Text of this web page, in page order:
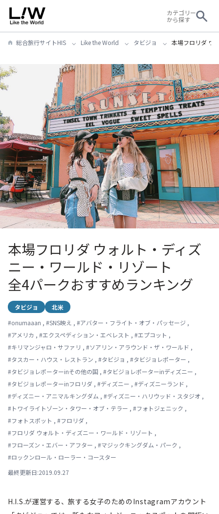
カテゴリー
から探す
総合旅行サイトHIS Like the World タビジョ 本場フロリダ ウ
本場フロリダ ウォルト・ディズ
ニー・ワールド・リゾート
全4パークおすすめランキング
タビジョ
北米
#onumaaan , #SNS映え , #アバター・フライト・オブ・パッセージ ,
#アメリカ , #エクスペディション・エベレスト , #エプコット ,
#キリマンジャロ・サファリ , #ソアリン・アラウンド・ザ・ワールド ,
#タスカー・ハウス・レストラン , #タビジョ , #タビジョレポーター ,
#タビジョレポーターinその他の国 , #タビジョレポーターinディズニー ,
#タビジョレポーターinフロリダ , #ディズニー , #ディズニーランド ,
#ディズニー・アニマルキングダム , #ディズニー・ハリウッド・スタジオ ,
#トワイライトゾーン・タワー・オブ・テラー , #フォトジェニック ,
#フォトスポット , #フロリダ ,
#フロリダ ウォルト・ディズニー・ワールド・リゾート ,
#フローズン・エバー・アフター , #マジックキングダム・パーク ,
#ロックンロール・ローラー・コースター
最終更新日:2019.09.27
H.I.S.が運営する、旅する女子のためのInstagramアカウント